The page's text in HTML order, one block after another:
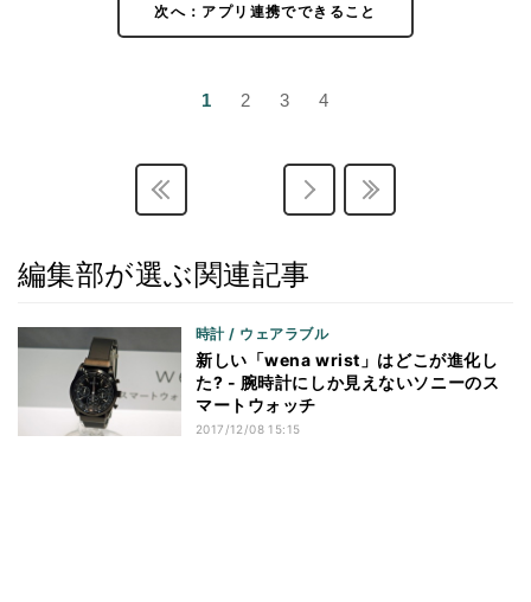
次へ：アプリ連携でできること
1 2 3 4
編集部が選ぶ関連記事
時計 / ウェアラブル
新しい「wena wrist」はどこが進化し
た? - 腕時計にしか見えないソニーのス
マートウォッチ
2017/12/08 15:15